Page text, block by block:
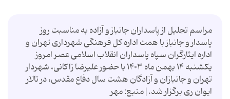
مراسم تجلیل از پاسداران جانباز و آزاده به مناسبت روز
پاسدار و جانباز با همت اداره کل فرهنگی شهرداری تهران و
اداره ایثارگران سپاه پاسداران انقلاب اسلامی عصر امروز
یکشنبه ۱۴ بهمن ماه ۱۴۰۳ با حضور علیرضا زاکانی، شهردار
تهران و جانبازان و آزادگان هشت سال دفاع مقدس، در تالار
ایوان ری برگزار شد.|منبع: مهر